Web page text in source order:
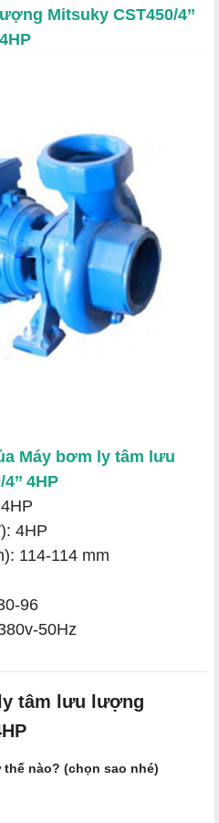
Mitsuky CST450/4’’
4HP
Máy bơm ly tâm lưu
4HP
4HP
114-114 mm
96
50Hz
tâm lưu lượng
nào? (chọn sao nhé)